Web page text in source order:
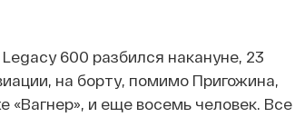
600 разбился накануне, 23
на борту, помимо Пригожина,
и еще восемь человек. Все